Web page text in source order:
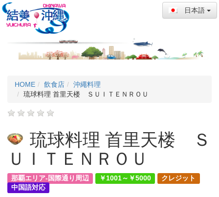
日本語
HOME 飲食店
沖繩料理
琉球料理 首里天楼 ＳＵＩＴＥＮＲＯＵ
琉球料理 首里天楼 Ｓ
ＵＩＴＥＮＲＯＵ
那覇エリア-国際通り周辺 ￥1001～￥5000
クレジット
中国語対応